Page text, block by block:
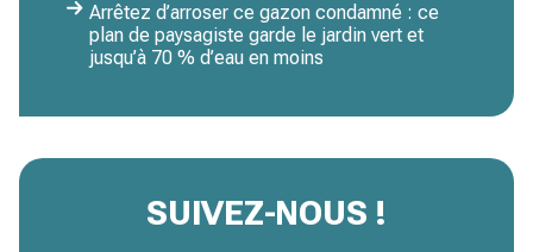
Arrêtez d’arroser ce gazon condamné : ce
plan de paysagiste garde le jardin vert et
jusqu’à 70 % d’eau en moins
SUIVEZ-NOUS !